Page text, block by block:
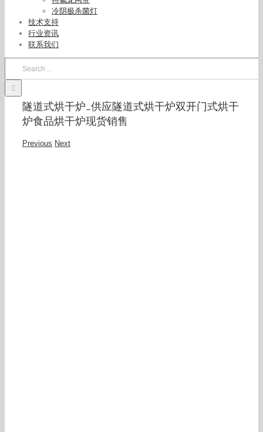
冷阴极杀菌灯
技术支持
行业资讯
联系我们
隧道式烘干炉_供应隧道式烘干炉双开门式烘干
炉食品烘干炉现货销售
Previous Next